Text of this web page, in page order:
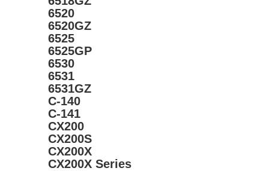
6520
6520GZ
6525
6525GP
6530
6531
6531GZ
C-140
C-141
CX200
CX200S
CX200X
CX200X Series